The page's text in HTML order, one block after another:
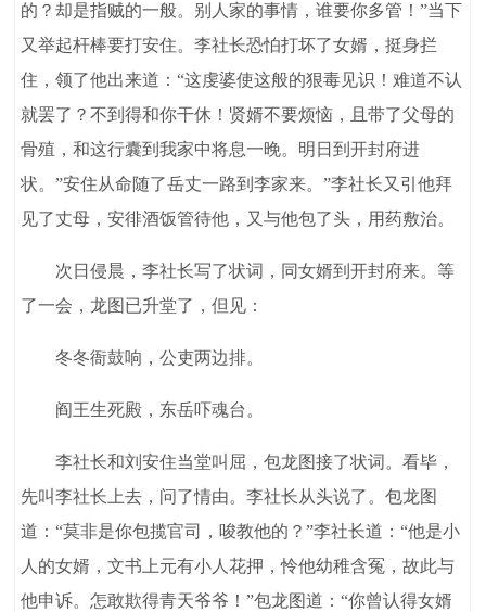
的？却是指贼的一般。别人家的事情，谁要你多管！”当下
又举起杆棒要打安住。李社长恐怕打坏了女婿，挺身拦
住，领了他出来道：“这虔婆使这般的狠毒见识！难道不认
就罢了？不到得和你干休！贤婿不要烦恼，且带了父母的
骨殖，和这行囊到我家中将息一晚。明日到开封府进
状。”安住从命随了岳丈一路到李家来。”李社长又引他拜
见了丈母，安徘酒饭管待他，又与他包了头，用药敷治。
次日侵晨，李社长写了状词，同女婿到开封府来。等
了一会，龙图已升堂了，但见：
冬冬衙鼓响，公吏两边排。
阎王生死殿，东岳吓魂台。
李社长和刘安住当堂叫屈，包龙图接了状词。看毕，
先叫李社长上去，问了情由。李社长从头说了。包龙图
道：“莫非是你包揽官司，唆教他的？”李社长道：“他是小
人的女婿，文书上元有小人花押，怜他幼稚含冤，故此与
他申诉。怎敢欺得青天爷爷！”包龙图道：“你曾认得女婿